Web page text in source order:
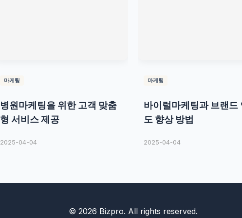
마케팅
병원마케팅을 위한 고객 맞춤
형 서비스 제공
2025-04-04
마케팅
바이럴마케팅과 브랜드
도 향상 방법
2025-04-04
© 2026 Bizpro. All rights reserved.